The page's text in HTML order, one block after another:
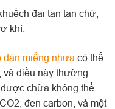
đại tan tan chứ,
khí.
dán miếng nhựacó thể
và điều này thường
chữa không thể
đen carbon, và một